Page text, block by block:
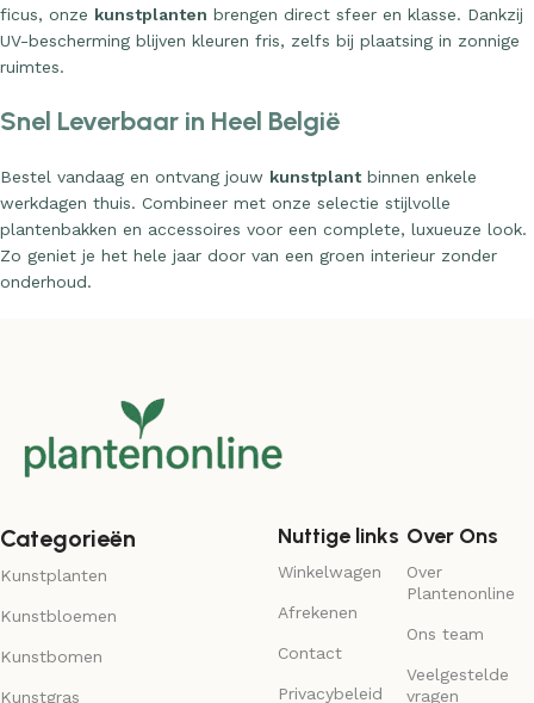
ficus, onze kunstplanten brengen direct sfeer en klasse. Dankzij
UV-bescherming blijven kleuren fris, zelfs bij plaatsing in zonnige
ruimtes.
Snel Leverbaar in Heel België
Bestel vandaag en ontvang jouw kunstplantbinnen enkele
werkdagen thuis. Combineer met onze selectie stijlvolle
plantenbakken en accessoires voor een complete, luxueuze look.
Zo geniet je het hele jaar door van een groen interieur zonder
onderhoud.
Categorieën
Kunstplanten
Kunstbloemen
Kunstbomen
Kunstgras
Nuttige links
Winkelwagen
Afrekenen
Contact
Privacybeleid
Over Ons
Over
Plantenonline
Ons team
Veelgestelde
vragen